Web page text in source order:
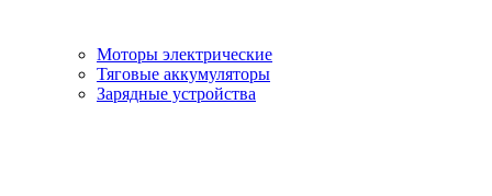
Моторы электрические
Тяговые аккумуляторы
Зарядные устройства